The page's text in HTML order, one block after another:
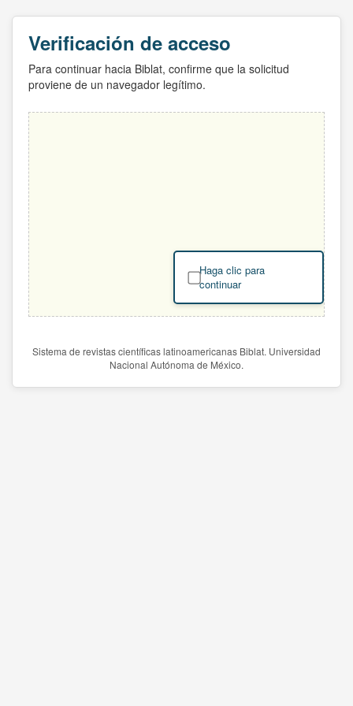
Verificación de acceso
Para continuar hacia Biblat, confirme que la solicitud
proviene de un navegador legítimo.
Haga clic para
continuar
Sistema de revistas científicas latinoamericanas Biblat. Universidad
Nacional Autónoma de México.